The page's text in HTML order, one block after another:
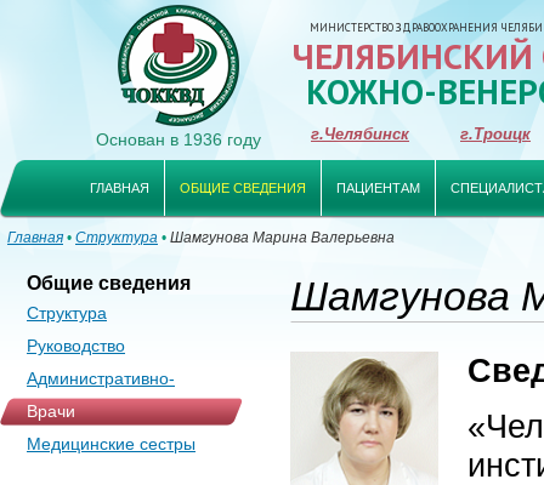
Основан в 1936 году
МИНИСТЕРСТВО ЗДРАВООХРАНЕНИЯ
КОЖНО-
г.Челябинск г.Троицк
ГЛАВНАЯ ОБЩИЕ СВЕДЕНИЯ ПАЦИЕНТАМ
Главная• Структура • Шамгунова Марина Валерьевна
Шамгунова
Общие сведения
Структура
Руководство
Административно-
управленческий аппарат
Врачи
Медицинские сестры